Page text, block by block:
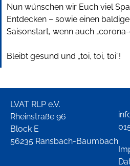
Nun wünschen wir Euch viel
Entdecken – sowie einen
Saisonstart, wenn auch „corona-
Bleibt gesund und „toi, toi, toi“!
LVAT RLP e.V.
Rheinstraße 96
Block E
56235 Ransbach-Baumbach